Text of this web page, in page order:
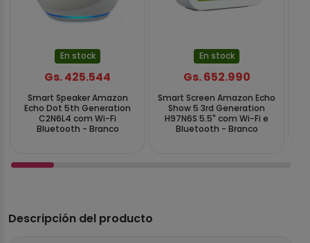
En stock
Gs. 425.544
Smart Speaker Amazon
Echo Dot 5th Generation
C2N6L4 com Wi-Fi
Bluetooth - Branco
En stock
Gs. 652.990
Smart Screen Amazon Echo
Show 5 3rd Generation
H97N6S 5.5" com Wi-Fi e
Bluetooth - Branco
Descripción del producto